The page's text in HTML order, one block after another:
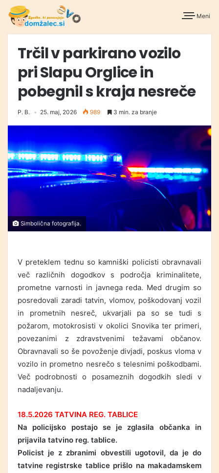
Meni
Trčil v parkirano vozilo
pri Slapu Orglice in
pobegnil s kraja nesreče
P. B. 25. maj, 2026 989 3 min. za branje
Simbolična fotografija.
V preteklem tednu so kamniški policisti obravnavali
več različnih dogodkov s področja kriminalitete,
prometne varnosti in javnega reda. Med drugim so
posredovali zaradi tatvin, vlomov, poškodovanj vozil
in prometnih nesreč, ukvarjali pa so se tudi s
požarom, motokrosisti v okolici Snovika ter primeri,
povezanimi z zdravstvenimi težavami občanov.
Obravnavali so še povoženje divjadi, poskus vloma v
vozilo in prometno nesrečo s telesnimi poškodbami.
Več podrobnosti o posameznih dogodkih sledi v
nadaljevanju.
18.5.2026 TATVINA REG. TABLICE
Na policijsko postajo se je zglasila občanka in
prijavila tatvino reg. tablice.
Policist je z zbranimi obvestili ugotovil, da je do
tatvine registrske tablice prišlo na makadamskem